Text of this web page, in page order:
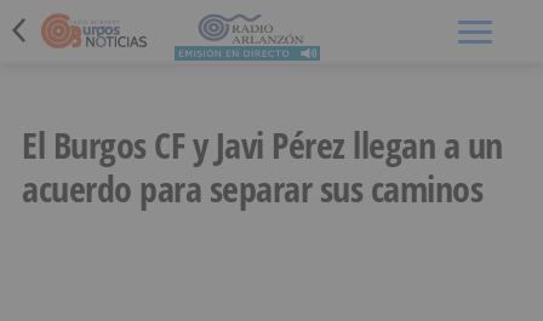
El Burgos CF y Javi Pérez llegan a un
acuerdo para separar sus caminos